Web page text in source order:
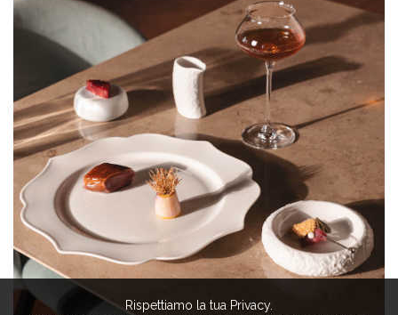
Rispettiamo la tua Privacy.